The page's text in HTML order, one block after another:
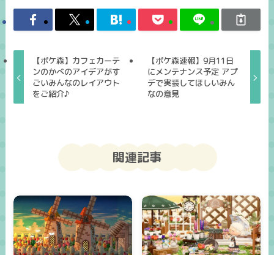
【ポケ森】カフェカーテ
ンのかべのアイデアがす
ごいみんなのレイアウト
をご紹介♪
【ポケ森速報】9月11日
にメンテナンス予定 アプ
デで実装してほしいみん
なの意見
関連記事